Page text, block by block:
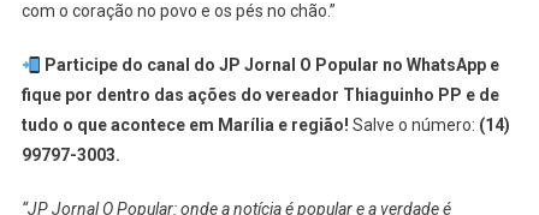
com o coração no povo e os pés no chão.”
Participe do canal do JP Jornal O Popular no WhatsApp e
fique por dentro das ações do vereador Thiaguinho PP e de
tudo o que acontece em Marília e região! Salve o número: (14)
99797-3003.
“JP Jornal O Popular: onde a notícia é popular e a verdade é